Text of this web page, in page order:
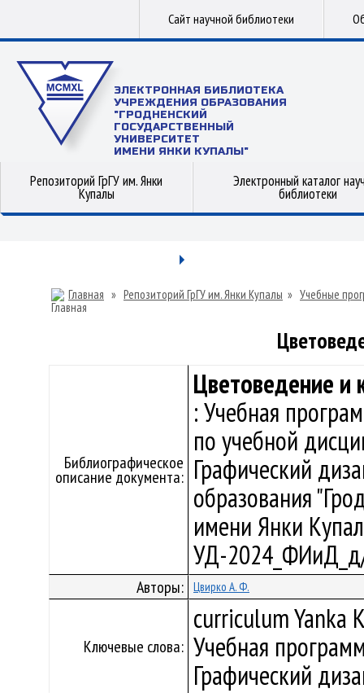
Сайт научной библиотеки
ЭЛЕКТРОННАЯ БИБЛИОТЕКА
УЧРЕЖДЕНИЯ ОБРАЗОВАНИЯ
"ГРОДНЕНСКИЙ
ГОСУДАРСТВЕННЫЙ
УНИВЕРСИТЕТ
ИМЕНИ ЯНКИ КУПАЛЫ"
Репозиторий ГрГУ им. Янки
Купалы
Электронный каталог
библиотеки
Главная » Репозиторий ГрГУ им. Янки Купалы » Учебные
Библиографическое
описание документа:
Цветоведение и
: Учебная
по учебной
Графический
образования
имени Янки
УД-
Авторы: Цвирко А. Ф.
Ключевые слова:
curriculum Yanka
Учебная
Графический